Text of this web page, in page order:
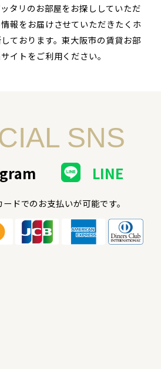
タリのお部屋をお探ししていただ
報をお届けさせていただきたくホ
ております。東大阪市の賃貸お部
イトをご利用ください。
SNS
LINE
ドでのお支払いが可能です。